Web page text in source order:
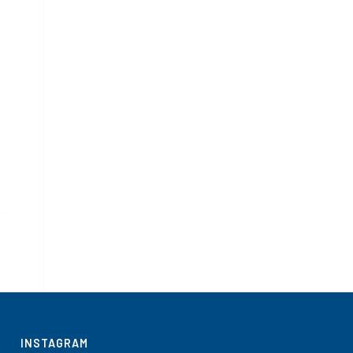
INSTAGRAM